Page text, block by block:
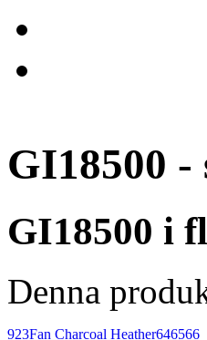
GI18500 -
GI18500 i
Denna
923Fan Charcoal Heather646566